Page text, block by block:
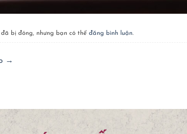
đã bị đóng, nhưng bạn có thể đăng bình luận.
→